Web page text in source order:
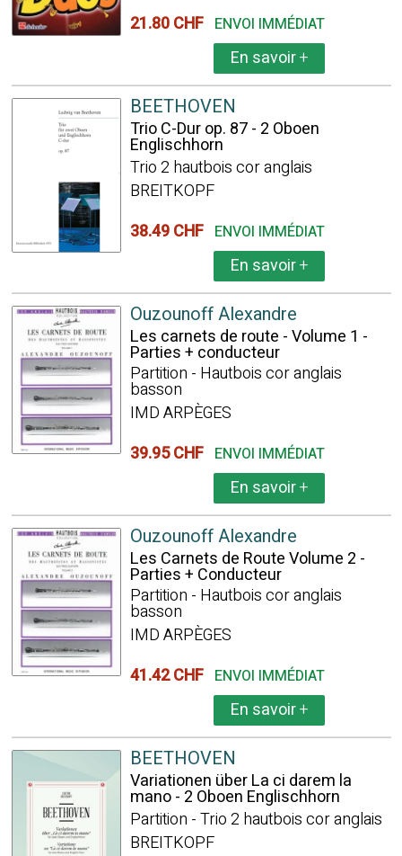
21.80 CHF ENVOI IMMÉDIAT
En savoir+
BEETHOVEN
Trio C-Dur op. 87 - 2 Oboen
Englischhorn
Trio 2 hautbois cor anglais
BREITKOPF
38.49 CHF ENVOI IMMÉDIAT
En savoir+
Ouzounoff Alexandre
Les carnets de route - Volume 1 -
Parties + conducteur
Partition - Hautbois cor anglais
basson
IMD ARPÈGES
39.95 CHF ENVOI IMMÉDIAT
En savoir+
Ouzounoff Alexandre
Les Carnets de Route Volume 2 -
Parties + Conducteur
Partition - Hautbois cor anglais
basson
IMD ARPÈGES
41.42 CHF ENVOI IMMÉDIAT
En savoir+
BEETHOVEN
Variationen über La ci darem la
mano - 2 Oboen Englischhorn
Partition - Trio 2 hautbois cor anglais
BREITKOPF